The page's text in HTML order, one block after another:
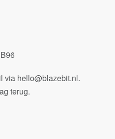
via hello@blazebit.nl.
terug.